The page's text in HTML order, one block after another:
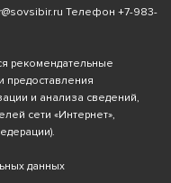
Телефон +7-983-
рекомендательные
предоставления
и анализа сведений,
сети «Интернет»,
данных